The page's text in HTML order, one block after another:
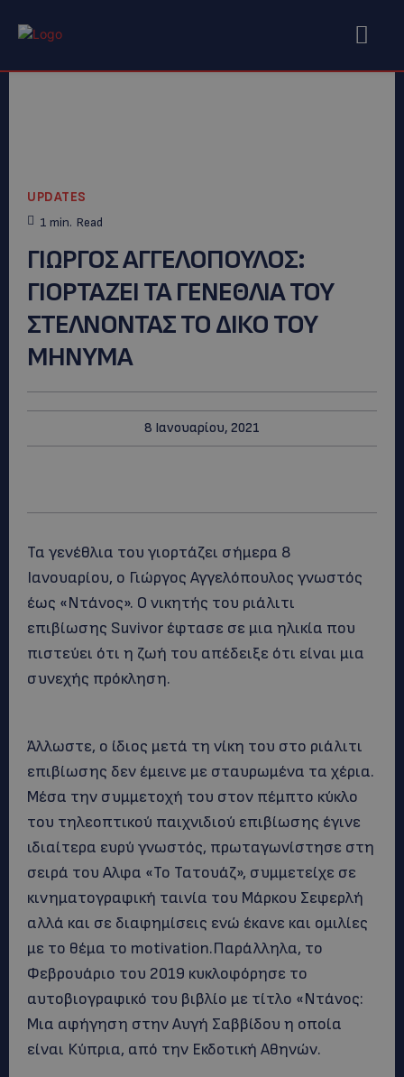
UPDATES
1 min. Read
ΓΙΩΡΓΟΣ ΑΓΓΕΛΟΠΟΥΛΟΣ:
ΓΙΟΡΤΑΖΕΙ ΤΑ ΓΕΝΕΘΛΙΑ ΤΟΥ
ΣΤΕΛΝΟΝΤΑΣ ΤΟ ΔΙΚΟ ΤΟΥ
ΜΗΝΥΜΑ
8 Ιανουαρίου, 2021
Τα γενέθλια του γιορτάζει σήμερα 8
Ιανουαρίου, ο Γιώργος Αγγελόπουλος γνωστός
έως «Ντάνος». Ο νικητής του ριάλιτι
επιβίωσης Suvivor έφτασε σε μια ηλικία που
πιστεύει ότι η ζωή του απέδειξε ότι είναι μια
συνεχής πρόκληση.
Άλλωστε, ο ίδιος μετά τη νίκη του στο ριάλιτι
επιβίωσης δεν έμεινε με σταυρωμένα τα χέρια.
Μέσα την συμμετοχή του στον πέμπτο κύκλο
του τηλεοπτικού παιχνιδιού επιβίωσης έγινε
ιδιαίτερα ευρύ γνωστός, πρωταγωνίστησε στη
σειρά του Αλφα «Το Τατουάζ», συμμετείχε σε
κινηματογραφική ταινία του Μάρκου Σεφερλή
αλλά και σε διαφημίσεις ενώ έκανε και ομιλίες
με το θέμα το motivation.Παράλληλα, το
Φεβρουάριο του 2019 κυκλοφόρησε το
αυτοβιογραφικό του βιβλίο με τίτλο «Ντάνος:
Μια αφήγηση στην Αυγή Σαββίδου η οποία
είναι Κύπρια, από την Εκδοτική Αθηνών.